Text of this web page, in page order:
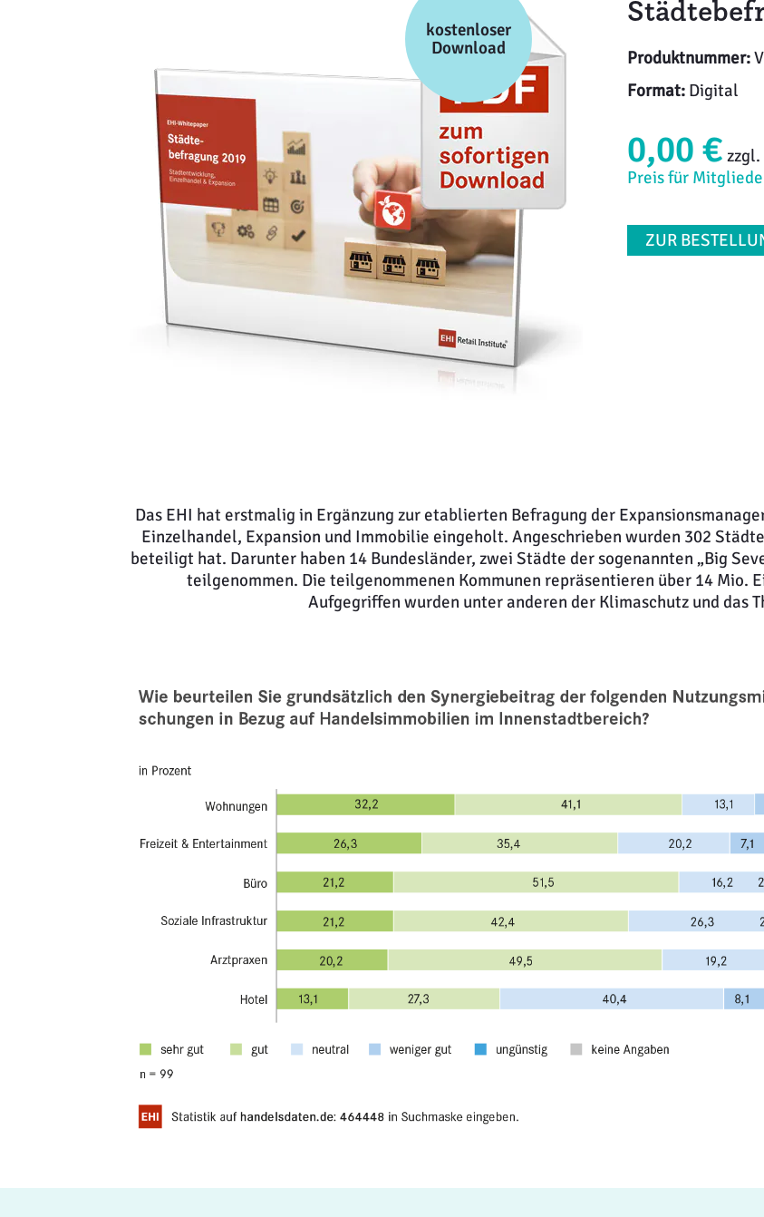
kostenloser
Download
Produktnummer:
Format: Digital
0,00 €
Preis für
ZUR
Das EHI hat erstmalig in Ergänzung zur etablierten Befragung der
Einzelhandel, Expansion und Immobilie eingeholt. Angeschrieben wurden 302
beteiligt hat. Darunter haben 14 Bundesländer, zwei Städte der sogenannten „Big
teilgenommen. Die teilgenommenen Kommunen repräsentieren über 14 Mio.
Aufgegriffen wurden unter anderen der Klimaschutz und das
Logistik + Verpackung